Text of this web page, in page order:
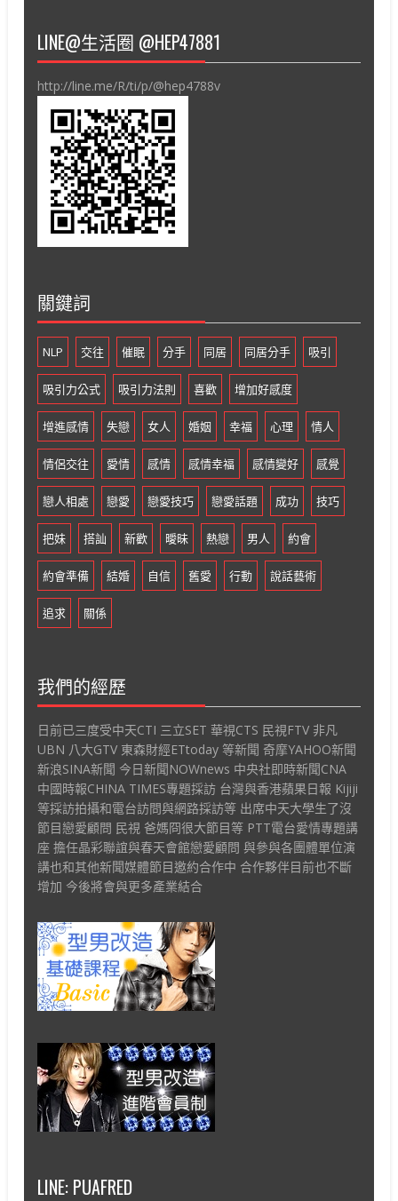
LINE@生活圈 @HEP47881
http://line.me/R/ti/p/@hep4788v
關鍵詞
NLP 交往 催眠 分手 同居 同居分手 吸引
吸引力公式 吸引力法則 喜歡 增加好感度
增進感情 失戀 女人 婚姻 幸福 心理 情人
情侶交往 愛情 感情 感情幸福 感情變好 感覺
戀人相處 戀愛 戀愛技巧 戀愛話題 成功 技巧
把妹 搭訕 新歡 曖昧 熱戀 男人 約會
約會準備 結婚 自信 舊愛 行動 說話藝術
追求 關係
我們的經歷
日前已三度受中天CTI 三立SET 華視CTS 民視FTV 非凡
UBN 八大GTV 東森財經ETtoday 等新聞 奇摩YAHOO新聞
新浪SINA新聞 今日新聞NOWnews 中央社即時新聞CNA
中國時報CHINA TIMES專題採訪 台灣與香港蘋果日報 Kijiji
等採訪拍攝和電台訪問與網路採訪等 出席中天大學生了沒
節目戀愛顧問 民視 爸媽冏很大節目等 PTT電台愛情專題講
座 擔任晶彩聯誼與春天會館戀愛顧問 與參與各團體單位演
講也和其他新聞媒體節目邀約合作中 合作夥伴目前也不斷
增加 今後將會與更多產業結合
LINE: PUAFRED